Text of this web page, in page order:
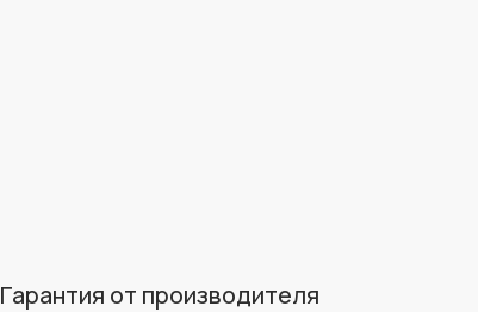
Гарантия от производителя